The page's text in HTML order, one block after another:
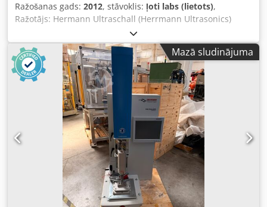
Ražošanas gads: 2012, stāvoklis: ļoti labs (lietots),
Ražotājs: Hermann Ultraschall (Herrmann Ultrasonics)
Ierīces tips: Ultrasoniskās metināšanas sistēma Modelis: VE
20 Slim Line Dialog 2400 Metināšanas galviņu skaits: 2
Sērijas numuri: SM 10.916/12 un SM 10.917/12 Dkedeznvd
Espfx Ankjr Ražošanas gads: 2012 Ģeneratora jauda: 2400
W Darba frekvence: 20 kHz Metināšanas spēks (pie
spiediena 8 bāri): minimālais: 30 N maksimālais: 2490 N
Darba gājiens: 150 mm
Mazā sludinājuma